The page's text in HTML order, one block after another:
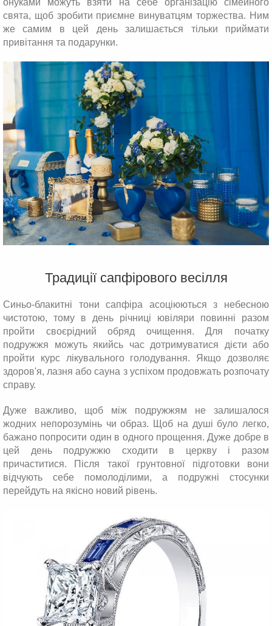
онуками можуть взяти на себе організацію сімейного
свята, щоб зробити приємне винуватцям торжества. Ним
же самим в цей день залишається тільки приймати
привітання та подарунки.
Традиції сапфірового весілля
Синьо-блакитні тони сапфіра асоціюються з небесною
чистотою, тому в день річниці ювіляри повинні разом
пройти своєрідний обряд очищення. Для початку
подружжя можуть якийсь час дотримуватися дієти або
пройти курс лікувального голодування. Якщо дозволяє
здоров'я, лазня або сауна з успіхом продовжать розпочату
справу.
Дуже важливо, щоб між подружжям не залишалося
жодних непорозумінь чи образ. Щоб на душі було легко,
бажано попросити один в одного прощення. Дуже добре в
цей день подружжю сходити в церкву і разом
причаститися. Після такої грунтовної підготовки вони
відчують себе помолоділими, а подружні стосунки
перейдуть на якісно новий рівень.